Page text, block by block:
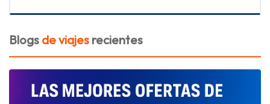
Blogs de viajes recientes